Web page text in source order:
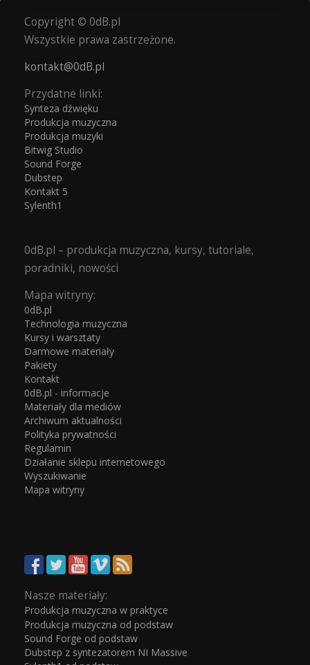
Copyright © 0dB.pl
Wszystkie prawa zastrzeżone.
kontakt@0dB.pl
Przydatne linki:
Synteza dźwięku
Produkcja muzyczna
Produkcja muzyki
Bitwig Studio
Sound Forge
Dubstep
Kontakt 5
Sylenth1
0dB.pl – produkcja muzyczna, kursy, tutoriale,
poradniki, nowości
Mapa witryny:
0dB.pl
Technologia muzyczna
Kursy i warsztaty
Darmowe materiały
Pakiety
Kontakt
0dB.pl - informacje
Materiały dla mediów
Archiwum aktualności
Polityka prywatności
Regulamin
Działanie sklepu internetowego
Wyszukiwanie
Mapa witryny
Nasze materiały:
Produkcja muzyczna w praktyce
Produkcja muzyczna od podstaw
Sound Forge od podstaw
Dubstep z syntezatorem NI Massive